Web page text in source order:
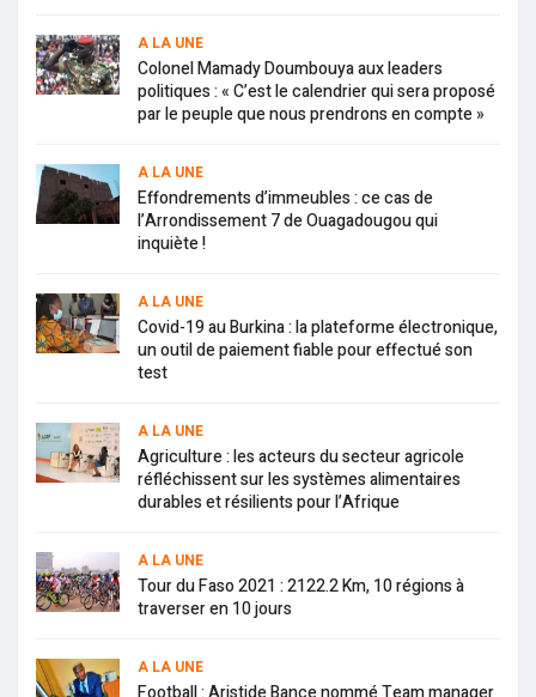
A LA UNE
Colonel Mamady Doumbouya aux leaders
politiques : « C’est le calendrier qui sera proposé
par le peuple que nous prendrons en compte »
A LA UNE
Effondrements d’immeubles : ce cas de
l’Arrondissement 7 de Ouagadougou qui
inquiète !
A LA UNE
Covid-19 au Burkina : la plateforme électronique,
un outil de paiement fiable pour effectué son
test
A LA UNE
Agriculture : les acteurs du secteur agricole
réfléchissent sur les systèmes alimentaires
durables et résilients pour l’Afrique
A LA UNE
Tour du Faso 2021 : 2122.2 Km, 10 régions à
traverser en 10 jours
A LA UNE